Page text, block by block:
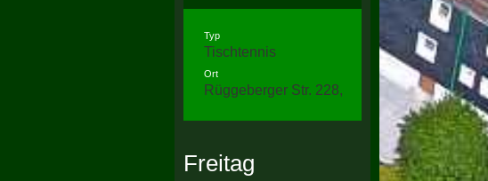
Typ
Tischtennis
Ort
Rüggeberger Str. 228, 58256 Ennepetal
Freitag